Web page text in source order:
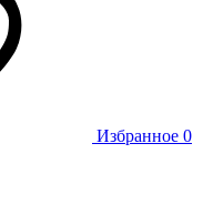
Избранное 0